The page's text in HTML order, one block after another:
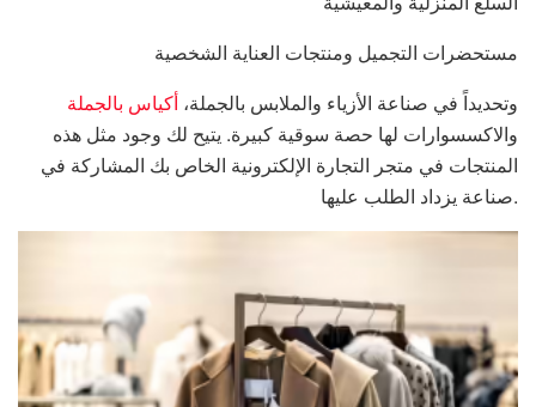
مستحضرات التجميل ومنتجات العناية الشخصية
وتحديداً في صناعة الأزياء والملابس بالجملة، أكياس بالجملة
والاكسسوارات لها حصة سوقية كبيرة. يتيح لك وجود مثل هذه
المنتجات في متجر التجارة الإلكترونية الخاص بك المشاركة في
صناعة يزداد الطلب عليها.